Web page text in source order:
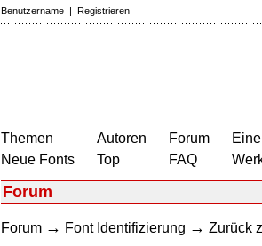
Benutzername | Registrieren
Themen
Neue Fonts
Autoren
Top
Forum
FAQ
Forum
Forum → Font Identifizierung → Zurück